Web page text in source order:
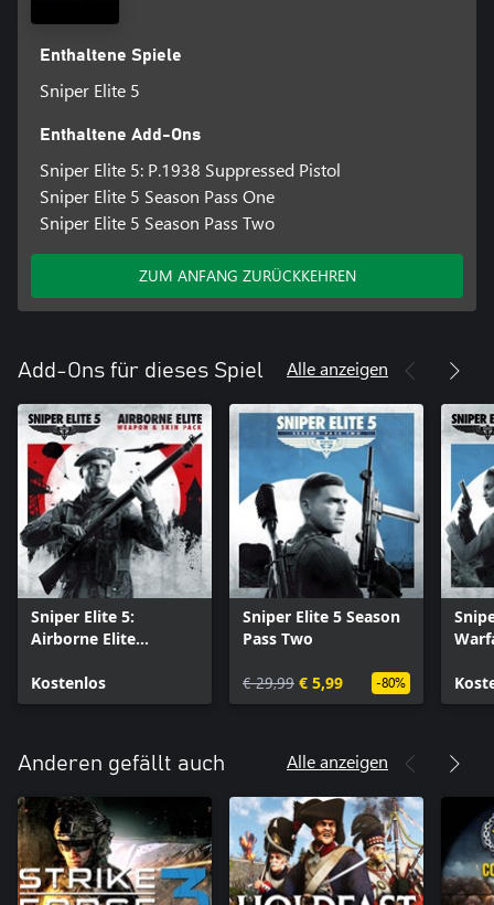
Enthaltene Spiele
Sniper Elite 5
Enthaltene Add-Ons
Sniper Elite 5: P.1938 Suppressed Pistol
Sniper Elite 5 Season Pass One
Sniper Elite 5 Season Pass Two
ZUM ANFANG ZURÜCKKEHREN
Add-Ons für dieses Spiel Alle anzeigen
Sniper Elite 5:
Airborne Elite
Pack
Kostenlos
Sniper Elite 5 Season
Pass Two
€ 29,99 € 5,99 -80%
Anderen gefällt auch Alle anzeigen